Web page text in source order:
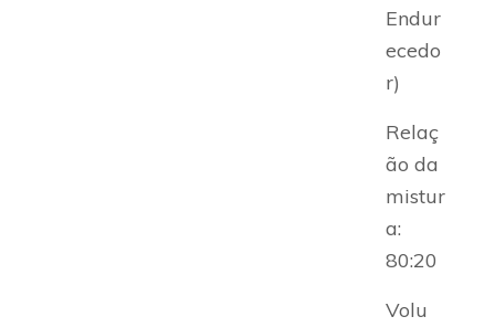
Endur
ecedo
r)
Relaç
ão da
mistur
a:
80:20
Volu